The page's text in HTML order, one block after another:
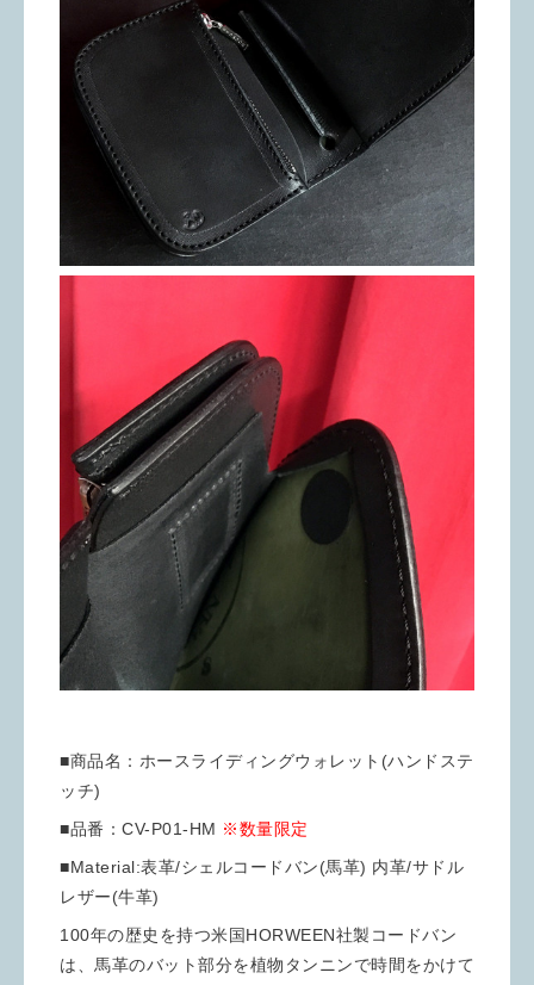
■商品名：ホースライディングウォレット(ハンドステ
ッチ)
■品番：CV-P01-HM ※数量限定
■Material:表革/シェルコードバン(馬革) 内革/サドル
レザー(牛革)
100年の歴史を持つ米国HORWEEN社製コードバン
は、馬革のバット部分を植物タンニンで時間をかけて